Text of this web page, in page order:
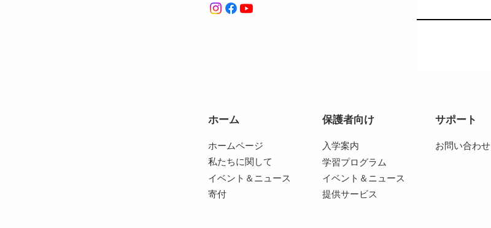
ホーム
ホームページ
私たちに関して
イベント＆ニュース
寄付
保護者向け
入学案内
学習プログラム
イベント＆ニュース
提供サービス
サポート
お問い合わせ